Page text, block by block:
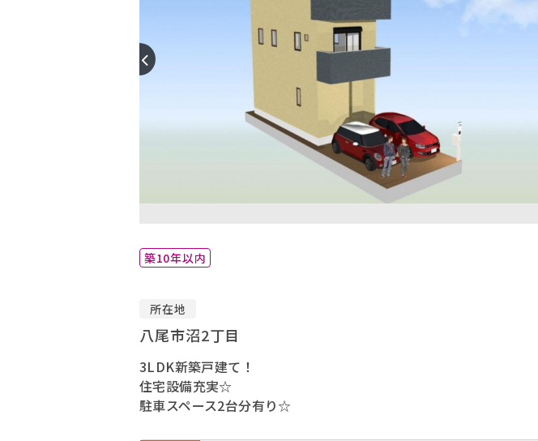
築10年以内
所在地
八尾市沼2丁目
3LDK新築戸建て！
住宅設備充実☆
駐車スペース2台分有り☆